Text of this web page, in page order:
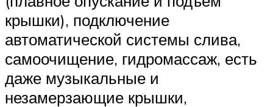
крышки), подключение
автоматической системы слива,
самоочищение, гидромассаж, есть
даже музыкальные и
незамерзающие крышки,